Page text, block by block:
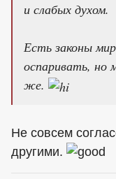
и слабых духом.
Есть законы
оспаривать, но
же.
Не совсем
другими.